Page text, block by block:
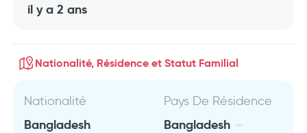
il y a 2 ans
Nationalité, Résidence et Statut Familial
Nationalité
Bangladesh
Pays De Résidence
Bangladesh